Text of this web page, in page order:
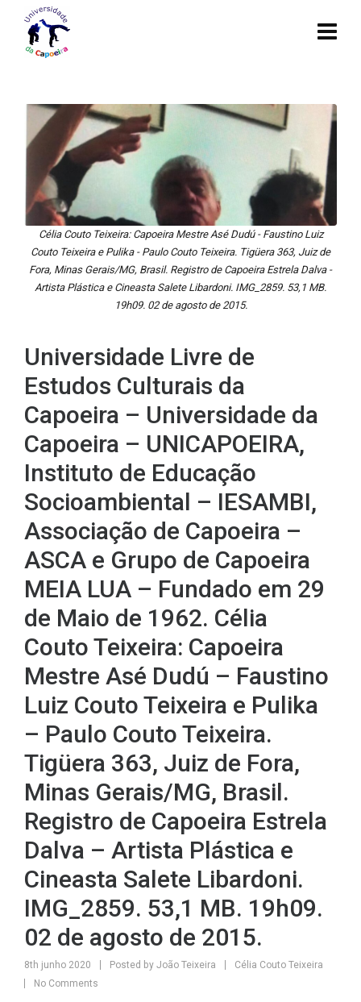
Célia Couto Teixeira: Capoeira Mestre Asé Dudú - Faustino Luiz
Couto Teixeira e Pulika - Paulo Couto Teixeira. Tigüera 363, Juiz de
Fora, Minas Gerais/MG, Brasil. Registro de Capoeira Estrela Dalva -
Artista Plástica e Cineasta Salete Libardoni. IMG_2859. 53,1 MB.
19h09. 02 de agosto de 2015.
Universidade Livre de
Estudos Culturais da
Capoeira – Universidade da
Capoeira – UNICAPOEIRA,
Instituto de Educação
Socioambiental – IESAMBI,
Associação de Capoeira –
ASCA e Grupo de Capoeira
MEIA LUA – Fundado em 29
de Maio de 1962. Célia
Couto Teixeira: Capoeira
Mestre Asé Dudú – Faustino
Luiz Couto Teixeira e Pulika
– Paulo Couto Teixeira.
Tigüera 363, Juiz de Fora,
Minas Gerais/MG, Brasil.
Registro de Capoeira Estrela
Dalva – Artista Plástica e
Cineasta Salete Libardoni.
IMG_2859. 53,1 MB. 19h09.
02 de agosto de 2015.
8th junho 2020 Posted by João Teixeira
Célia Couto Teixeira
No Comments